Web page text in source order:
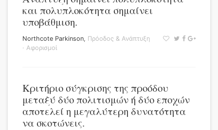
και πολυπλοκότητα σημαίνει
υποβάθμιση.
Northcote Parkinson, Πρόοδος & Ανάπτυξη
· Αφορισμοί
Κριτήριο σύγκρισης της προόδου
μεταξύ δύο πολιτισμών ή δύο εποχών
αποτελεί η μεγαλύτερη δυνατότητα
να σκοτώνεις.